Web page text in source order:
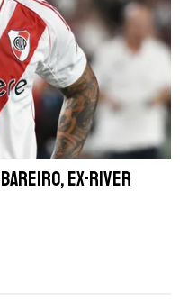
ex-River